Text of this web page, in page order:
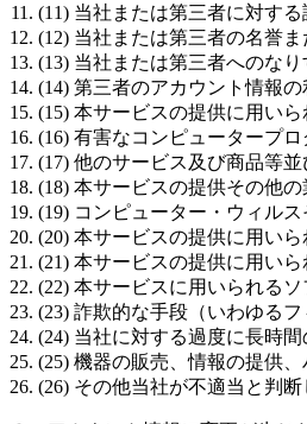
(11) 当社または第三者に対す
(12) 当社または第三者の名誉
(13) 当社または第三者へのなり
(14) 第三者のアカウント情報の
(15) 本サービスの提供に用い
(16) 有害なコンピュータープ
(17) 他のサービス及び商品等
(18) 本サービスの提供その他
(19) コンピューター・ウィル
(20) 本サービスの提供に用い
(21) 本サービスの提供に用い
(22) 本サービスに用いられる
(23) 詐欺的な手段（いわゆる
(24) 当社に対する過度に長時
(25) 機器の販売、情報の提供
(26) その他当社が不適当と判断